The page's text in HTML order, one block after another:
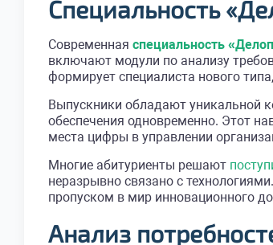
Специальность
Современная специальность
включают модули по анализу
формирует специалиста нового
Выпускники обладают уникальной
обеспечения одновременно. Этот
места цифры в управлении
Многие абитуриенты решают
неразрывно связано с
пропуском в мир инновационного
Анализ